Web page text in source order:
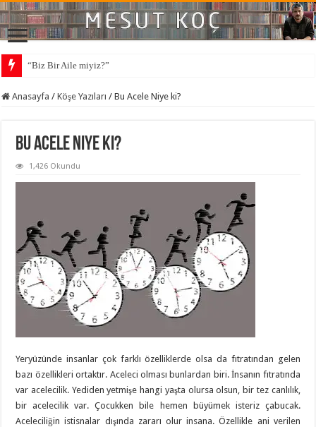
“Biz Bir Aile miyiz?”
Anasayfa / Köşe Yazıları / Bu Acele Niye ki?
Bu Acele Niye ki?
1,426 Okundu
Yeryüzünde insanlar çok farklı özelliklerde olsa da fıtratından gelen
bazı özellikleri ortaktır. Aceleci olması bunlardan biri. İnsanın fıtratında
var acelecilik. Yediden yetmişe hangi yaşta olursa olsun, bir tez canlılık,
bir acelecilik var. Çocukken bile hemen büyümek isteriz çabucak.
Aceleciliğin istisnalar dışında zararı olur insana. Özellikle ani verilen